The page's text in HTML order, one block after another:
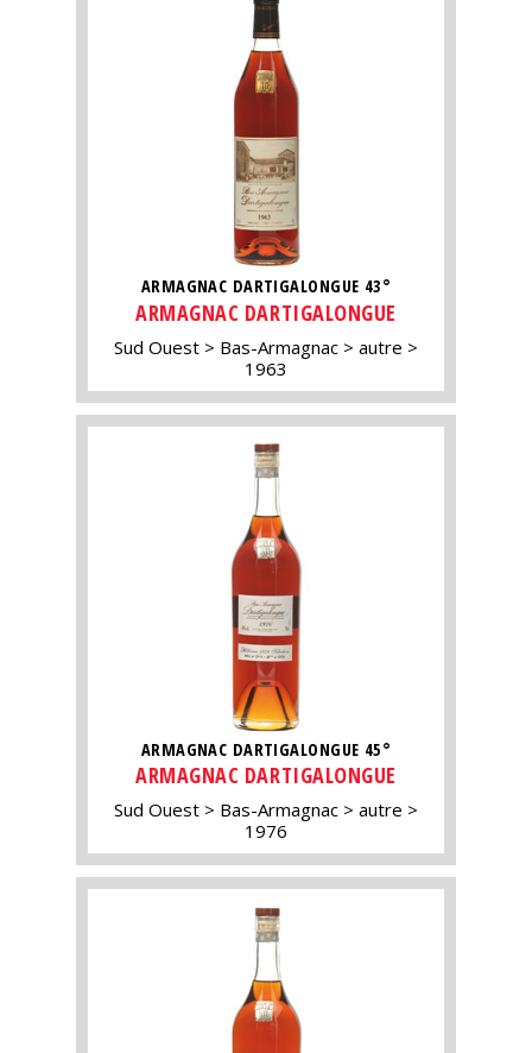
ARMAGNAC DARTIGALONGUE 43°
ARMAGNAC DARTIGALONGUE
Sud Ouest Bas-Armagnac
autre
1963
ARMAGNAC DARTIGALONGUE 45°
ARMAGNAC DARTIGALONGUE
Sud Ouest Bas-Armagnac
autre
1976